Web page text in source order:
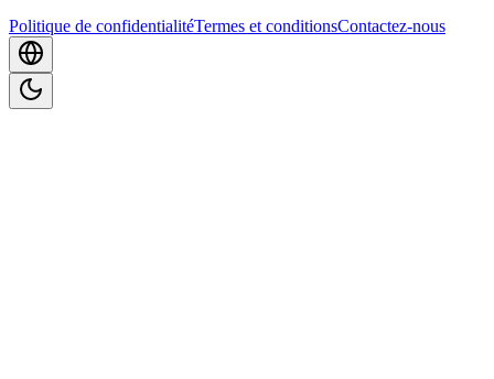
Politique de confidentialitéTermes et conditionsContactez-nous